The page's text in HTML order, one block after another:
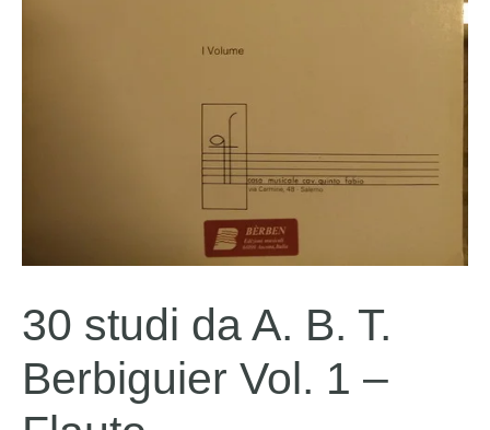
30 studi da A. B. T.
Berbiguier Vol. 1 –